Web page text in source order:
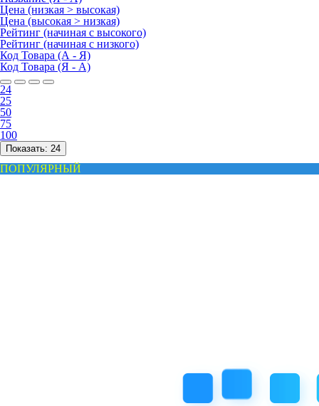
Цена (низкая > высокая)
Цена (высокая > низкая)
Рейтинг (начиная с высокого)
Рейтинг (начиная с низкого)
Код Товара (А - Я)
Код Товара (Я - А)
24
25
50
75
100
Показать: 24
ПОПУЛЯРНЫЙ